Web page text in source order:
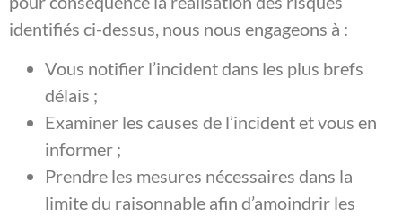
identifiés ci-dessus, nous nous engageons à :
Vous notifier l’incident dans les plus brefs
délais ;
Examiner les causes de l’incident et vous en
informer ;
Prendre les mesures nécessaires dans la
limite du raisonnable afin d’amoindrir les